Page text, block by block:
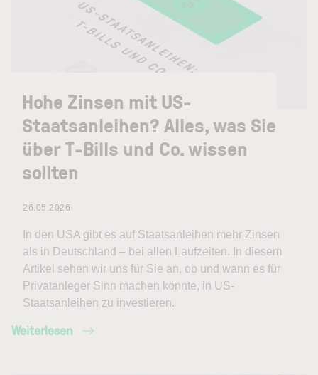
Hohe Zinsen mit US-
Staatsanleihen? Alles, was Sie
über T-Bills und Co. wissen
sollten
26.05.2026
In den USA gibt es auf Staatsanleihen mehr Zinsen
als in Deutschland – bei allen Laufzeiten. In diesem
Artikel sehen wir uns für Sie an, ob und wann es für
Privatanleger Sinn machen könnte, in US-
Staatsanleihen zu investieren.
Weiterlesen